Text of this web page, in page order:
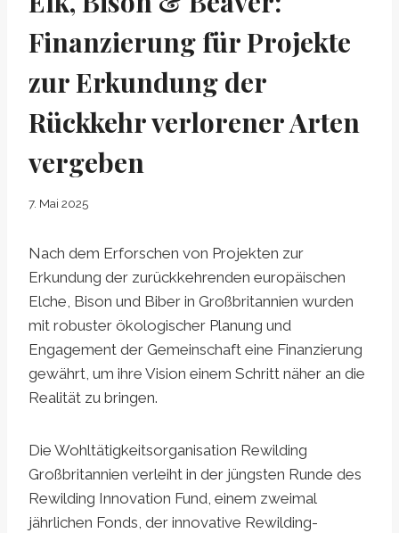
Finanzierung für Projekte
zur Erkundung der
Rückkehr verlorener Arten
vergeben
7. Mai 2025
Nach dem Erforschen von Projekten zur
Erkundung der zurückkehrenden europäischen
Elche, Bison und Biber in Großbritannien wurden
mit robuster ökologischer Planung und
Engagement der Gemeinschaft eine Finanzierung
gewährt, um ihre Vision einem Schritt näher an die
Realität zu bringen.
Die Wohltätigkeitsorganisation Rewilding
Großbritannien verleiht in der jüngsten Runde des
Rewilding Innovation Fund, einem zweimal
jährlichen Fonds, der innovative Rewilding-